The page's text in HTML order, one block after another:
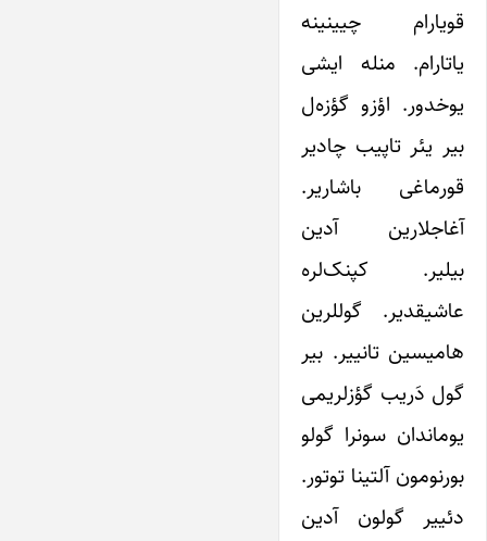
قویارام چیینینه
یاتارام. منله ایشی
یوخدور. اؤزو گؤزه‌ل
بیر یئر تاپیب چادیر
قورماغی باشاریر.
آغاجلارین آدین
بیلیر. کپنک‌لره
عاشیقدیر. گوللرین
هامیسین تانییر. بیر
گول دَریب گؤزلریمی‌
یوماندان سونرا گولو
بورنومون آلتینا توتور.
دئییر گولون آدین